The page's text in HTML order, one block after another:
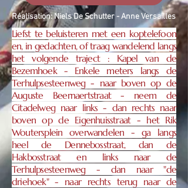
Réalisation: Niels De Schutter - Anne Versailles
Liefst te beluisteren met een koptelefoon
en, in gedachten, of traag wandelend langs
het volgende traject : Kapel van de
Bezemhoek - Enkele meters langs de
Terhulpsesteenweg - naar boven op de
Auguste Beernaertstraat - neem de
Citadelweg naar links - dan rechts naar
boven op de Eigenhuisstraat - het Rik
Woutersplein overwandelen - ga langs
heel de Dennebosstraat, dan de
Hakbosstraat en links naar de
Terhulpsesteenweg - dan naar "de
driehoek" - naar rechts terug naar de